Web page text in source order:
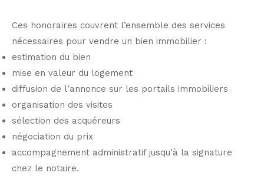
Ces honoraires couvrent l’ensemble des services
nécessaires pour vendre un bien immobilier :
estimation du bien
mise en valeur du logement
diffusion de l’annonce sur les portails immobiliers
organisation des visites
sélection des acquéreurs
négociation du prix
accompagnement administratif jusqu’à la signature
chez le notaire.